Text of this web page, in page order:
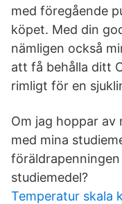
med föregående
köpet. Med din
nämligen också
att få behålla ditt
rimligt för en
Om jag hoppar av
med mina
studiemedel?
Temperatur skala